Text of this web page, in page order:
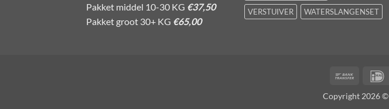
Pakket middel 10-30 KG €37,50
Pakket groot 30+ KG €65,00
VERSTUIVER
WATERSLANGENSET
Bank
Copyright 2026 ©